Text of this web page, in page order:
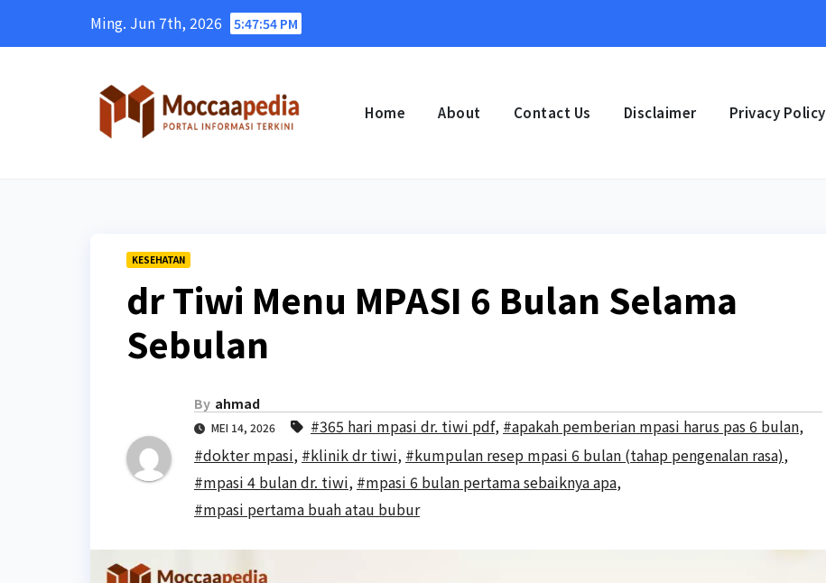
Ming. Jun 7th, 2026 5:47:55 PM
Home About Contact Us Disclaimer Privacy Policy
KESEHATAN
dr Tiwi Menu MPASI 6 Bulan Selama
Sebulan
By ahmad
MEI 14, 2026 #365 hari mpasi dr. tiwi pdf, #apakah pemberian mpasi harus pas 6 bulan,
#dokter mpasi, #klinik dr tiwi, #kumpulan resep mpasi 6 bulan (tahap pengenalan rasa),
#mpasi 4 bulan dr. tiwi, #mpasi 6 bulan pertama sebaiknya apa,
#mpasi pertama buah atau bubur